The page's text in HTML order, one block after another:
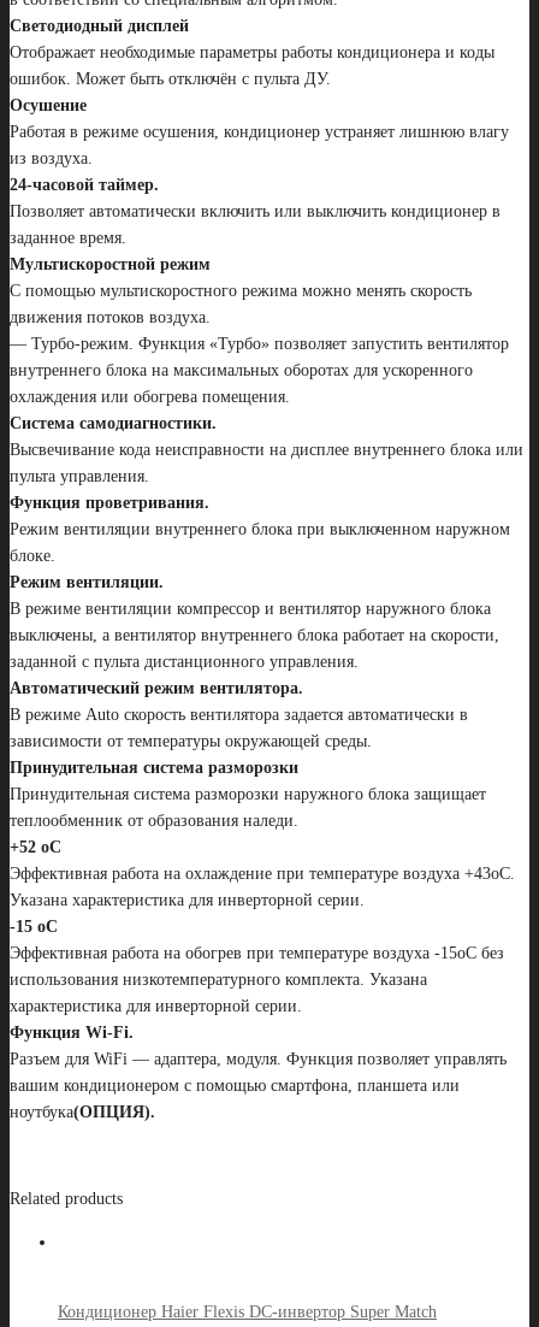
Светодиодный дисплей
Отображает необходимые параметры работы кондиционера и коды
ошибок. Может быть отключён с пульта ДУ.
Осушение
Работая в режиме осушения, кондиционер устраняет лишнюю влагу
из воздуха.
24-часовой таймер.
Позволяет автоматически включить или выключить кондиционер в
заданное время.
Мультискоростной режим
С помощью мультискоростного режима можно менять скорость
движения потоков воздуха.
— Турбо-режим. Функция «Турбо» позволяет запустить вентилятор
внутреннего блока на максимальных оборотах для ускоренного
охлаждения или обогрева помещения.
Система самодиагностики.
Высвечивание кода неисправности на дисплее внутреннего блока или
пульта управления.
Функция проветривания.
Режим вентиляции внутреннего блока при выключенном наружном
блоке.
Режим вентиляции.
В режиме вентиляции компрессор и вентилятор наружного блока
выключены, а вентилятор внутреннего блока работает на скорости,
заданной с пульта дистанционного управления.
Автоматический режим вентилятора.
В режиме Auto скорость вентилятора задается автоматически в
зависимости от температуры окружающей среды.
Принудительная система разморозки
Принудительная система разморозки наружного блока защищает
теплообменник от образования наледи.
+52 oC
Эффективная работа на охлаждение при температуре воздуха +43oС.
Указана характеристика для инверторной серии.
-15 oC
Эффективная работа на обогрев при температуре воздуха -15oС без
использования низкотемпературного комплекта. Указана
характеристика для инверторной серии.
Функция Wi-Fi.
Разъем для WiFi — адаптера, модуля. Функция позволяет управлять
вашим кондиционером с помощью смартфона, планшета или
ноутбука(ОПЦИЯ).
Related products
Кондиционер Haier Flexis DC-инвертор Super Match